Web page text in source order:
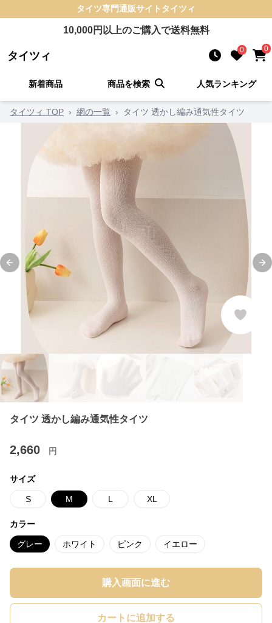
タイツ専門通販サイト タイツィ
10,000円以上のご購入で送料無料
タイツィ 0 0
新着商品 商品を検索 人気ランキング
タイツィ TOP › 網の一覧 › タイツ 透かし編み通気性タイツ
Previous slide
タイツ 透かし編み通気性タイツ
2,660 円
サイズ
S M L XL
カラー
グレー ホワイト ピンク イエロー
購入画面に進む
カートに追加する